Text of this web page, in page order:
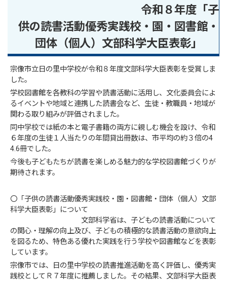
令和８年度「子
供の読書活動優秀実践校・園・図書館・
団体（個人）文部科学大臣表彰」
宗像市立日の里中学校が令和８年度文部科学大臣表彰を受賞しま
した。
学校図書館を各教科の学習や読書活動に活用し、文化委員会によ
るイベントや地域と連携した読書会など、生徒・教職員・地域が
関わる取り組みが評価されました。
同中学校では紙の本と電子書籍の両方に親しむ機会を設け、令和
６年度の生徒１人当たりの年間貸出冊数は、市平均の約３倍の4
4.6冊でした。
今後も子どもたちが読書を楽しめる魅力的な学校図書館づくりが
期待されます。
〇「子供の読書活動優秀実践校・園・図書館・団体（個人）文部
科学大臣表彰」について
文部科学省は、子どもの読書活動について
の関心・理解の向上及び、子どもの積極的な読書活動の意欲向上
を図るため、特色ある優れた実践を行う学校や図書館などを表彰
しています。
宗像市では、日の里中学校の読書推進活動を高く評価し、優秀実
践校としてＲ７年度に推薦しました。その結果、文部科学大臣表